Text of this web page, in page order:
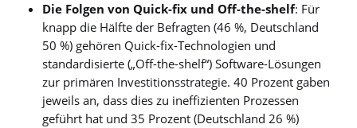
Die Folgen von Quick-fix und Off-the-shelf: Für
knapp die Hälfte der Befragten (46 %, Deutschland
50 %) gehören Quick-fix-Technologien und
standardisierte („Off-the-shelf“) Software-Lösungen
zur primären Investitionsstrategie. 40 Prozent gaben
jeweils an, dass dies zu ineffizienten Prozessen
geführt hat und 35 Prozent (Deutschland 26 %)